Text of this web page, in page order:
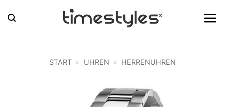
Inhalt
START » UHREN » HERRENUHREN